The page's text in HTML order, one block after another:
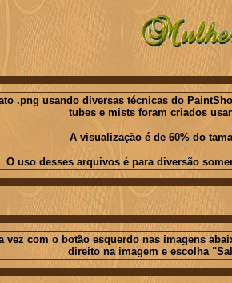
.png usando diversas técnicas do
tubes e mists foram criados
A visualização é de 60% do
O uso desses arquivos é para diversão
vez com o botão esquerdo nas imagens
direito na imagem e escolha